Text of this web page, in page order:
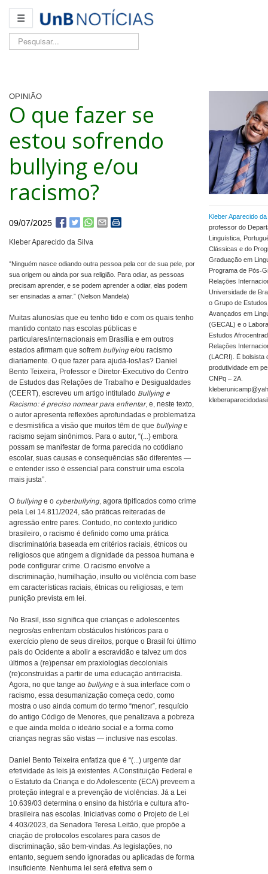
☰
Pesquisar...
OPINIÃO
Kleber Aparecido
professor do
Linguística,
Clássicas e do
Graduação em
Programa de Pós-
Relações
Universidade de
o Grupo de
Avançados em
(GECAL) e o
Estudos
Relações
(LACRI). É bolsista
produtividade em
CNPq – 2A.
O que fazer se
estou sofrendo
bullying e/ou
racismo?
09/07/2025
Kleber Aparecido da Silva
“Ninguém nasce odiando outra pessoa pela cor de sua pele, por
sua origem ou ainda por sua religião. Para odiar, as pessoas
precisam aprender, e se podem aprender a odiar, elas podem
ser ensinadas a amar.” (Nelson Mandela)
Muitas alunos/as que eu tenho tido e com os quais tenho
mantido contato nas escolas públicas e
particulares/internacionais em Brasília e em outros
estados afirmam que sofrem bullying e/ou racismo
diariamente. O que fazer para ajudá-los/las? Daniel
Bento Teixeira, Professor e Diretor-Executivo do Centro
de Estudos das Relações de Trabalho e Desigualdades
(CEERT), escreveu um artigo intitulado Bullying e
Racismo: é preciso nomear para enfrentar, e, neste texto,
o autor apresenta reflexões aprofundadas e problematiza
e desmistifica a visão que muitos têm de que bullying e
racismo sejam sinônimos. Para o autor, “(...) embora
possam se manifestar de forma parecida no cotidiano
escolar, suas causas e consequências são diferentes —
e entender isso é essencial para construir uma escola
mais justa”.
O bullying e o cyberbullying, agora tipificados como crime
pela Lei 14.811/2024, são práticas reiteradas de
agressão entre pares. Contudo, no contexto jurídico
brasileiro, o racismo é definido como uma prática
discriminatória baseada em critérios raciais, étnicos ou
religiosos que atingem a dignidade da pessoa humana e
pode configurar crime. O racismo envolve a
discriminação, humilhação, insulto ou violência com base
em características raciais, étnicas ou religiosas, e tem
punição prevista em lei.
No Brasil, isso significa que crianças e adolescentes
negros/as enfrentam obstáculos históricos para o
exercício pleno de seus direitos, porque o Brasil foi último
país do Ocidente a abolir a escravidão e talvez um dos
últimos a (re)pensar em praxiologias decoloniais
(re)construídas a partir de uma educação antirracista.
Agora, no que tange ao bullying e à sua interface com o
racismo, essa desumanização começa cedo, como
mostra o uso ainda comum do termo “menor”, resquício
do antigo Código de Menores, que penalizava a pobreza
e que ainda molda o ideário social e a forma como
crianças negras são vistas — inclusive nas escolas.
Daniel Bento Teixeira enfatiza que é “(...) urgente dar
efetividade às leis já existentes. A Constituição Federal e
o Estatuto da Criança e do Adolescente (ECA) preveem a
proteção integral e a prevenção de violências. Já a Lei
10.639/03 determina o ensino da história e cultura afro-
brasileira nas escolas. Iniciativas como o Projeto de Lei
4.403/2023, da Senadora Teresa Leitão, que propõe a
criação de protocolos escolares para casos de
discriminação, são bem-vindas. As legislações, no
entanto, seguem sendo ignoradas ou aplicadas de forma
insuficiente. Nenhuma lei será efetiva sem o